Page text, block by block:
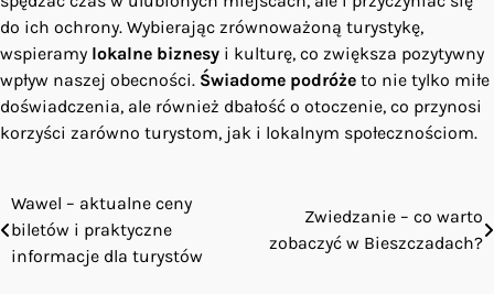
do ich ochrony. Wybierając zrównoważoną turystykę,
wspieramy lokalne biznesy i kulturę, co zwiększa pozytywny
wpływ naszej obecności. Świadome podróże to nie tylko miłe
doświadczenia, ale również dbałość o otoczenie, co przynosi
korzyści zarówno turystom, jak i lokalnym społecznościom.
Nawigacja
wpisu
Wawel – aktualne ceny
biletów i praktyczne
informacje dla turystów
Zwiedzanie – co warto
zobaczyć w Bieszczadach?